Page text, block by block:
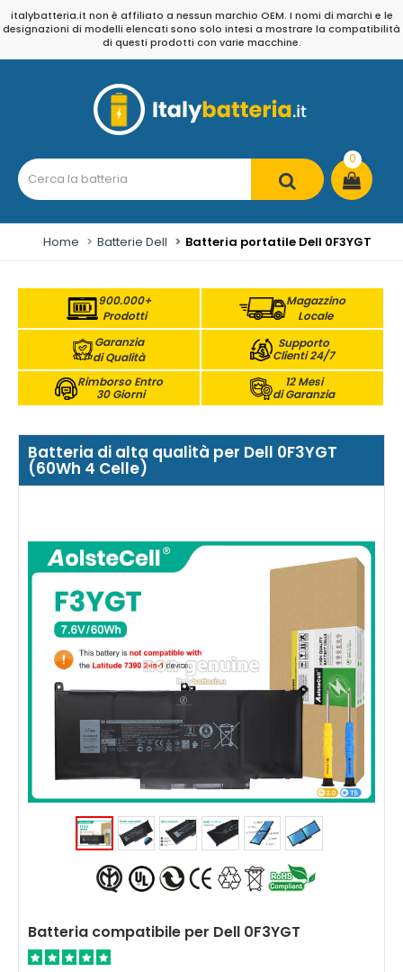
italybatteria.it non è affiliato a nessun marchio OEM. I nomi di marchi e le
designazioni di modelli elencati sono solo intesi a mostrare la compatibilità
di questi prodotti con varie macchine.
0
Home Batterie Dell Batteria portatile Dell 0F3YGT
900.000+
Prodotti
Magazzino
Locale
Garanzia
di Qualità
Supporto
Clienti 24/7
Rimborso Entro
30 Giorni
12 Mesi
di Garanzia
Batteria di alta qualità per Dell 0F3YGT
(60Wh 4 Celle)
Batteria compatibile per Dell 0F3YGT